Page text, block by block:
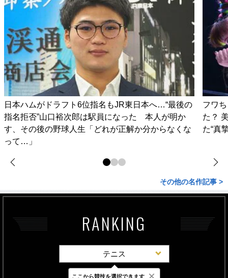
日本ハムがドラフト6位指名もJR東日本へ…“最後の
指名拒否”山口裕次郎は駅員になった 本人が明か
す、その後の野球人生「どれが正解か分からなくな
って…」
フワ
た？
た“真
その他の名作記事 >
RANKING
テニス
ここから競技を選択できます